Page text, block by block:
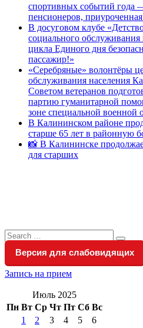
спортивных событий года
пенсионеров,
В досуговом клубе
социального
цикла Единого дня
пассажир!»
«Серебряные» волонтёры
обслуживания населения
Советом ветеранов
партию гуманитарной
зоне специальной военной
В Калининском районе
старше 65 лет в районную
📸 В Калининске
для старших
Search
for:
Версия для слабовидящих
Запись на прием
Июль 2025
Пн Вт Ср Чт Пт Сб Вс
1
2 3 4 5
6